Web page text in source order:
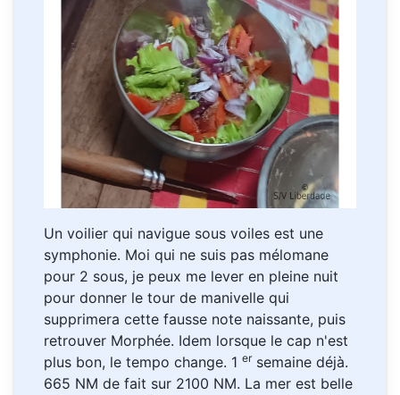
Un voilier qui navigue sous voiles est une
symphonie. Moi qui ne suis pas mélomane
pour 2 sous, je peux me lever en pleine nuit
pour donner le tour de manivelle qui
supprimera cette fausse note naissante, puis
retrouver Morphée. Idem lorsque le cap n'est
plus bon, le tempo change. 1 ersemaine déjà.
665 NM de fait sur 2100 NM. La mer est belle